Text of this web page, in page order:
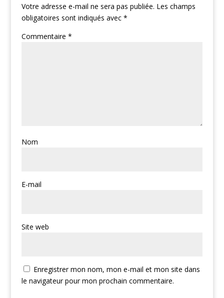
Votre adresse e-mail ne sera pas publiée. Les champs
obligatoires sont indiqués avec *
Commentaire *
Nom
E-mail
Site web
Enregistrer mon nom, mon e-mail et mon site dans
le navigateur pour mon prochain commentaire.